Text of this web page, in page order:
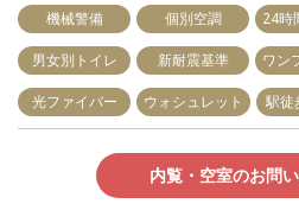
機械警備 個別空調 24時
男女別トイレ 新耐震基準 ワン
光ファイバー ウォシュレット 駅徒
内覧・空室のお問